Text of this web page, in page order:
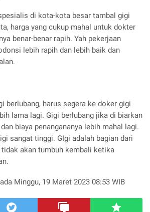
di kota-kota besar tambal gigi
harga yang cukup mahal untuk dokter
benar-benar rapih. Yah pekerjaan
lebih rapih dan lebih baik dan
berlubang, harus segera ke doker gigi
lama lagi. Gigi berlubang jika di biarkan
biaya penangananya lebih mahal lagi.
sangat tinggi. GIgi adalah bagian dari
akan tumbuh kembali ketika
Minggu, 19 Maret 2023 08:53 WIB